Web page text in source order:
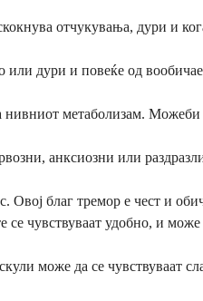
отчукувања, дури и
или дури и повеќе од
метаболизам.
анксиозни или
благ тремор е чест и
се чувствуваат удобно, и
може да се чувствуваат